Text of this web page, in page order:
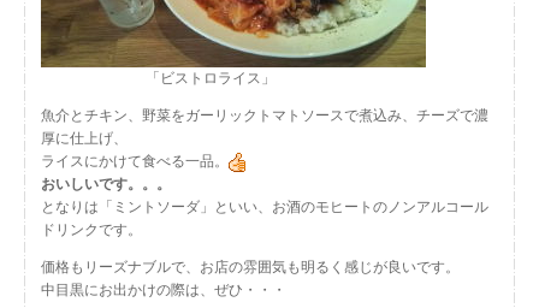
「ビストロライス」
魚介とチキン、野菜をガーリックトマトソースで煮込み、チーズで濃
厚に仕上げ、
ライスにかけて食べる一品。
おいしいです。 。。
となりは「ミントソーダ」といい、お酒のモヒートのノンアルコール
ドリンクです。
価格もリーズナブルで、お店の雰囲気も明るく感じが良いです。
中目黒にお出かけの際は、ぜひ・・・